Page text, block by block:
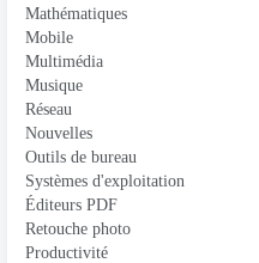
Mathématiques
Mobile
Multimédia
Musique
Réseau
Nouvelles
Outils de bureau
Systèmes d'exploitation
Éditeurs PDF
Retouche photo
Productivité